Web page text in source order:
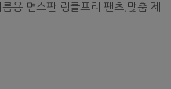
용 면스판 링클프리 팬츠,맞춤 제